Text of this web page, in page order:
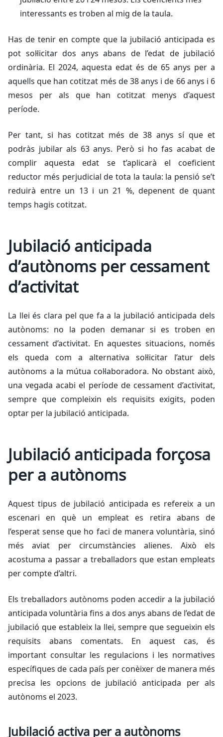
interessants es troben al mig de la taula.
Has de tenir en compte que la jubilació anticipada es
pot sol·licitar dos anys abans de l’edat de jubilació
ordinària. El 2024, aquesta edat és de 65 anys per a
aquells que han cotitzat més de 38 anys i de 66 anys i 6
mesos per als que han cotitzat menys d’aquest
període.
Per tant, si has cotitzat més de 38 anys sí que et
podràs jubilar als 63 anys. Però si ho fas acabat de
complir aquesta edat se t’aplicarà el coeficient
reductor més perjudicial de tota la taula: la pensió se’t
reduirà entre un 13 i un 21 %, depenent de quant
temps hagis cotitzat.
Jubilació anticipada
d’autònoms per cessament
d’activitat
La llei és clara pel que fa a la jubilació anticipada dels
autònoms: no la poden demanar si es troben en
cessament d’activitat. En aquestes situacions, només
els queda com a alternativa sol·licitar l’atur dels
autònoms a la mútua col·laboradora. No obstant això,
una vegada acabi el període de cessament d’activitat,
sempre que compleixin els requisits exigits, poden
optar per la jubilació anticipada.
Jubilació anticipada forçosa
per a autònoms
Aquest tipus de jubilació anticipada es refereix a un
escenari en què un empleat es retira abans de
l’esperat sense que ho faci de manera voluntària, sinó
més aviat per circumstàncies alienes. Això els
acostuma a passar a treballadors que estan empleats
per compte d’altri.
Els treballadors autònoms poden accedir a la jubilació
anticipada voluntària fins a dos anys abans de l’edat de
jubilació que estableix la llei, sempre que segueixin els
requisits abans comentats. En aquest cas, és
important consultar les regulacions i les normatives
específiques de cada país per conèixer de manera més
precisa les opcions de jubilació anticipada per als
autònoms el 2023.
Jubilació activa per a autònoms